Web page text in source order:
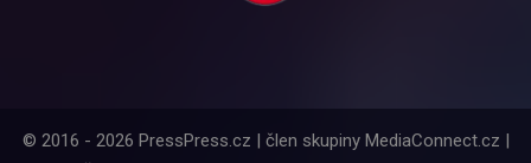
© 2016 - 2026 PressPress.cz | člen skupiny MediaConnect.cz |